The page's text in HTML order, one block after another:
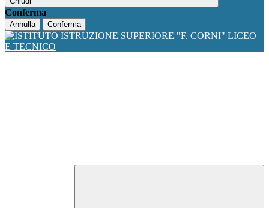
Conferma
Annulla Conferma